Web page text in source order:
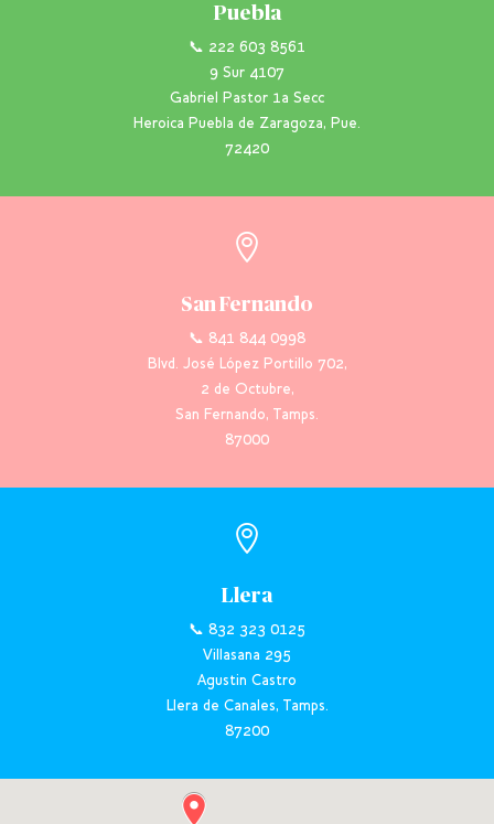
Puebla
📞 222 603 8561
9 Sur 4107
Gabriel Pastor 1a Secc
Heroica Puebla de Zaragoza, Pue.
72420

San Fernando
📞 841 844 0998
Blvd. José López Portillo 702,
2 de Octubre,
San Fernando, Tamps.
87000

Llera
📞 832 323 0125
Villasana 295
Agustin Castro
Llera de Canales, Tamps.
87200